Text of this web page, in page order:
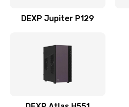
DEXP Jupiter P129